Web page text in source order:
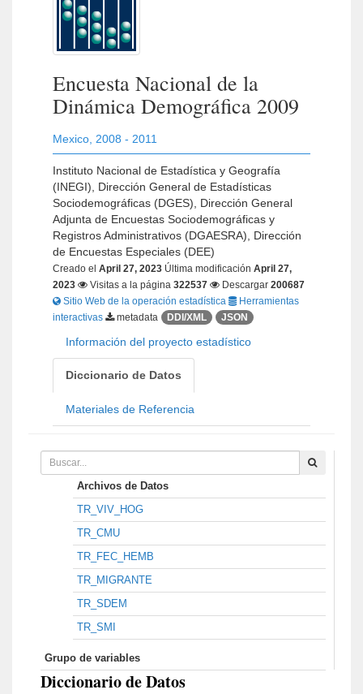
Encuesta Nacional de la
Dinámica Demográfica 2009
Mexico 2008 - 2011
Instituto Nacional de Estadística y Geografía
(INEGI), Dirección General de Estadísticas
Sociodemográficas (DGES), Dirección General
Adjunta de Encuestas Sociodemográficas y
Registros Administrativos (DGAESRA), Dirección
de Encuestas Especiales (DEE)
Creado el April 27, 2023 Última modificación April 27,
2023
Visitas a la página 322537 Descargar 200687
Sitio Web de la operación estadística
Herramientas
interactivas
metadata DDI/XML JSON
Información del proyecto estadístico
Diccionario de Datos
Materiales de Referencia
Archivos de Datos
TR_VIV_HOG
TR_CMU
TR_FEC_HEMB
TR_MIGRANTE
TR_SDEM
TR_SMI
Grupo de variables
Diccionario de Datos